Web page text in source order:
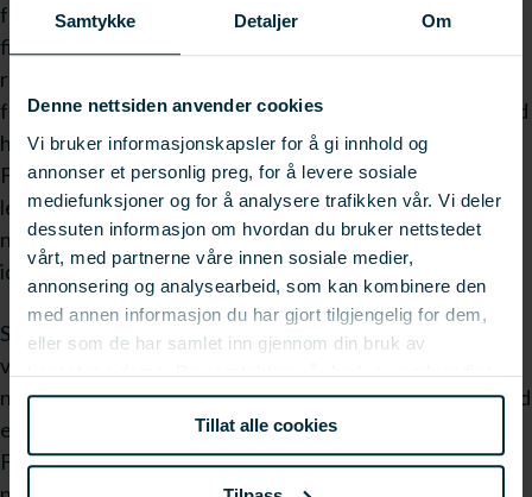
Samtykke Detaljer Om
Denne nettsiden anvender cookies
Vi bruker informasjonskapsler for å gi innhold og
annonser et personlig preg, for å levere sosiale
mediefunksjoner og for å analysere trafikken vår. Vi deler
dessuten informasjon om hvordan du bruker nettstedet
vårt, med partnerne våre innen sosiale medier,
annonsering og analysearbeid, som kan kombinere den
med annen informasjon du har gjort tilgjengelig for dem,
eller som de har samlet inn gjennom din bruk av
tjenestene deres. Du samtykker vår bruk av nødvendige
informasjonskapsler ved å bruke nettstedet vårt.
Tillat alle cookies
forskningsprosjekter innenfor alle områdene innenfor
fiskerinæringen som FHF har tro på vil bringe gode
resultater med stor nytteverdi for både næring og videre
forskning. Fiskeri- og havbruksnæringens forskningsfond
har også klart å bli 10 år i år. Administrerende direktør i
FHF, Arne E. Karlsen, oppfordrer i Forskningsnytts
lederspalte til økt dialog mellom FHF og aktører i
næringen og påpeker at FHF er åpen for innspill og gode
ideer.
Sentralt for FHF er at prioriteringer og prosjekter skal
være forankret i næringen, de skal reflektere hva
næringen opplever som de viktigste områder. I dialog med
egen næring skal vi også sørge for at resultatene fra
FHFs arbeid blir implementert og til direkte nytte for vår